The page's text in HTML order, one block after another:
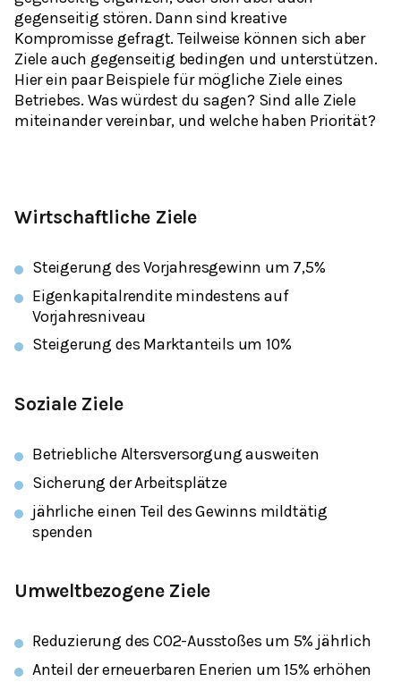
gegenseitig stören. Dann sind kreative
Kompromisse gefragt. Teilweise können sich aber
Ziele auch gegenseitig bedingen und unterstützen.
Hier ein paar Beispiele für mögliche Ziele eines
Betriebes. Was würdest du sagen? Sind alle Ziele
miteinander vereinbar, und welche haben Priorität?
Wirtschaftliche Ziele
Steigerung des Vorjahresgewinn um 7,5%
Eigenkapitalrendite mindestens auf
Vorjahresniveau
Steigerung des Marktanteils um 10%
Soziale Ziele
Betriebliche Altersversorgung ausweiten
Sicherung der Arbeitsplätze
jährliche einen Teil des Gewinns mildtätig
spenden
Umweltbezogene Ziele
Reduzierung des CO2-Ausstoßes um 5% jährlich
Anteil der erneuerbaren Enerien um 15% erhöhen